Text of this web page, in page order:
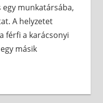
munkatársába,
A helyzetet
férfi a karácsonyi
másik